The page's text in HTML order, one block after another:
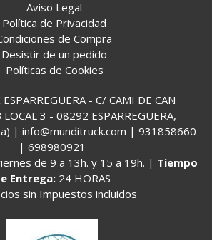
Aviso Legal
Política de Privacidad
de Compra
Desistir de un pedido
Políticas de Cookies
- C/ CAMI DE CAN
LOCAL 3 - 08292 ESPARREGUERA,
| info@munditruck.com | 931858660
| 698980921
de 9 a 13h. y 15 a 19h. | Tiempo
Entrega: 24 HORAS
sin Impuestos incluidos